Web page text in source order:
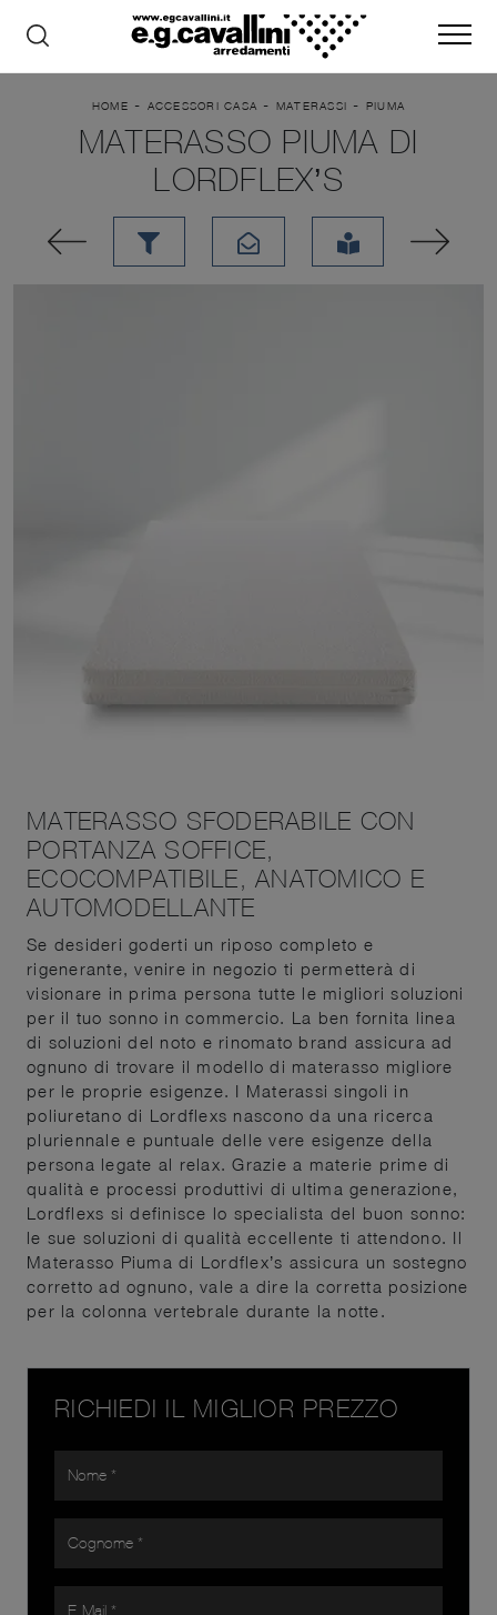
HOME - ACCESSORI CASA - MATERASSI - PIUMA
MATERASSO PIUMA DI
LORDFLEX’S
MATERASSO SFODERABILE CON
PORTANZA SOFFICE,
ECOCOMPATIBILE, ANATOMICO E
AUTOMODELLANTE
Se desideri goderti un riposo completo e
rigenerante, venire in negozio ti permetterà di
visionare in prima persona tutte le migliori soluzioni
per il tuo sonno in commercio. La ben fornita linea
di soluzioni del noto e rinomato brand assicura ad
ognuno di trovare il modello di materasso migliore
per le proprie esigenze. I Materassi singoli in
poliuretano di Lordflexs nascono da una ricerca
pluriennale e puntuale delle vere esigenze della
persona legate al relax. Grazie a materie prime di
qualità e processi produttivi di ultima generazione,
Lordflexs si definisce lo specialista del buon sonno:
le sue soluzioni di qualità eccellente ti attendono. Il
Materasso Piuma di Lordflex’s assicura un sostegno
corretto ad ognuno, vale a dire la corretta posizione
per la colonna vertebrale durante la notte.
RICHIEDI IL MIGLIOR PREZZO